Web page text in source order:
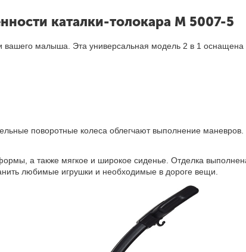
каталки-толокара M 5007-5
вашего малыша. Эта универсальная модель 2 в 1
поворотные колеса облегчают выполнение маневров.
а также мягкое и широкое сиденье. Отделка
любимые игрушки и необходимые в дороге вещи.